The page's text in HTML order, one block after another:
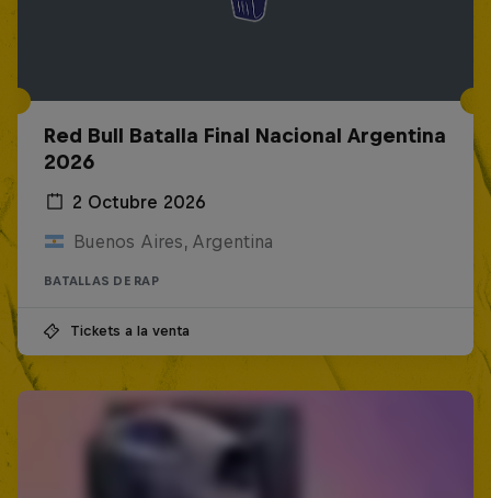
Red Bull Batalla Final Nacional Argentina
2026
2 Octubre 2026
Buenos Aires, Argentina
BATALLAS DE RAP
Tickets a la venta